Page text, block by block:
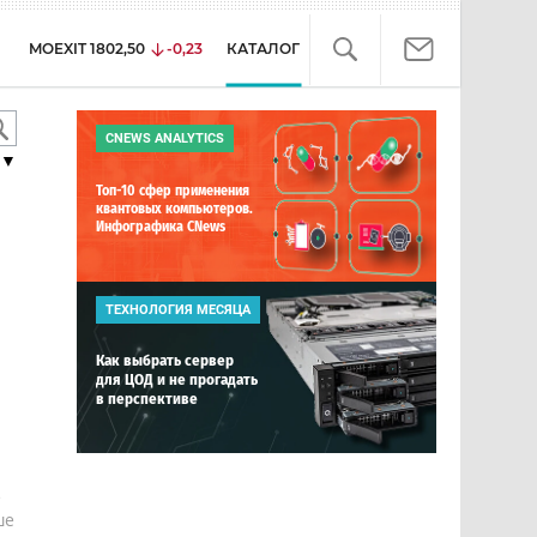
MOEXIT 1802,50 -0,23 КАТАЛОГ
CNEWS ANALYTICS
Топ-10 сфер применения
квантовых компьютеров.
Инфографика CNews
ТЕХНОЛОГИЯ МЕСЯЦА
Как выбрать сервер
для ЦОД и не прогадать
в перспективе